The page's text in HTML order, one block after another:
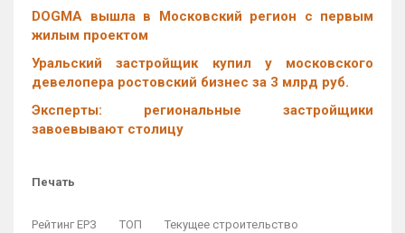
DOGMA вышла в Московский регион с первым
жилым проектом
Уральский застройщик купил у московского
девелопера ростовский бизнес за 3 млрд руб.
Эксперты: региональные застройщики
завоевывают столицу
Печать
Рейтинг ЕРЗ ТОП
Текущее строительство